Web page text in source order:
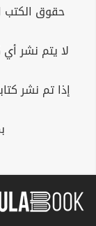
حقوق الكتب
لا يتم نشر
إذا تم نشر